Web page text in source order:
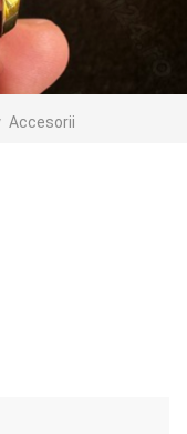
Accesorii